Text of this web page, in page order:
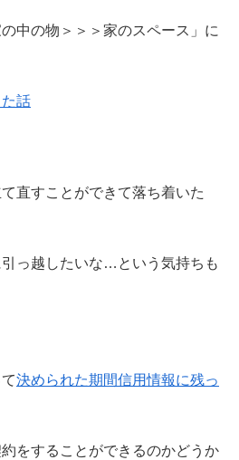
中の物＞＞＞家のスペース」に
話
直すことができて落ち着いた
っ越したいな…という気持ちも
決められた期間信用情報に残っ
をすることができるのかどうか